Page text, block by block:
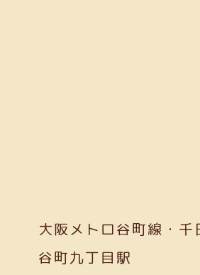
大阪メトロ谷町線・千
谷町九丁目駅